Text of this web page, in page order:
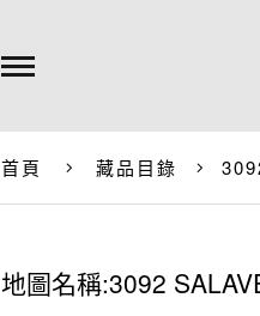
首頁 藏品目錄
地圖名稱:3092